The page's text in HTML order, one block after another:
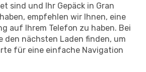
sind und Ihr Gepäck in Gran
empfehlen wir Ihnen, eine
auf Ihrem Telefon zu haben. Bei
den nächsten Laden finden, um
für eine einfache Navigation